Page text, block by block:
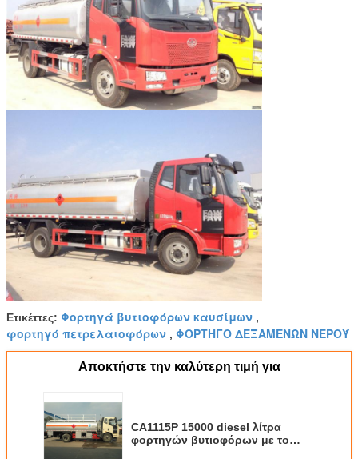
Ετικέττες: Φορτηγά βυτιοφόρων καυσίμων ,
φορτηγό πετρελαιοφόρων , ΦΟΡΤΗΓΟ ΔΕΞΑΜΕΝΩΝ ΝΕΡΟΎ
Αποκτήστε την καλύτερη τιμή για
CA1115P 15000 diesel λίτρα
φορτηγών βυτιοφόρων με το